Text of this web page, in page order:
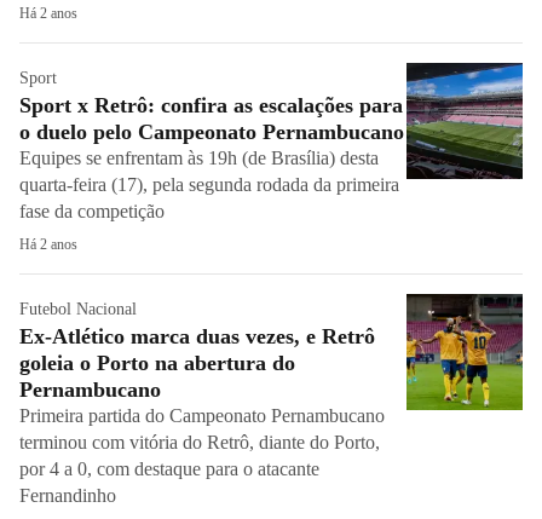
Há 2 anos
Sport
Sport x Retrô: confira as escalações para
o duelo pelo Campeonato Pernambucano
Equipes se enfrentam às 19h (de Brasília) desta
quarta-feira (17), pela segunda rodada da primeira
fase da competição
Há 2 anos
Futebol Nacional
Ex-Atlético marca duas vezes, e Retrô
goleia o Porto na abertura do
Pernambucano
Primeira partida do Campeonato Pernambucano
terminou com vitória do Retrô, diante do Porto,
por 4 a 0, com destaque para o atacante
Fernandinho